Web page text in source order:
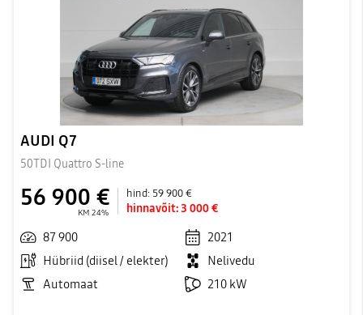
AUDI Q7
50TDI Quattro S-line
56 900 €
KM 24%
hind: 59 900 €
hinnavõit:3 000 €
87 900
2021
Hübriid (diisel / elekter)
Nelivedu
Automaat
210 kW